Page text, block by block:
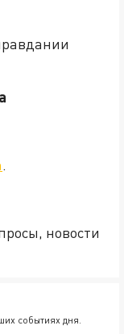
.
новости
событиях дня.